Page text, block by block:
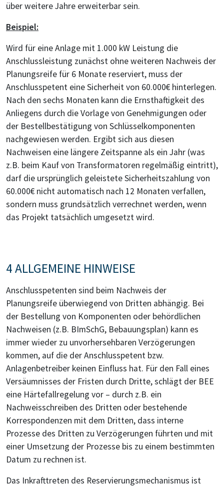
über weitere Jahre erweiterbar sein.
Beispiel:
Wird für eine Anlage mit 1.000 kW Leistung die
Anschlussleistung zunächst ohne weiteren Nachweis der
Planungsreife für 6 Monate reserviert, muss der
Anschlusspetent eine Sicherheit von 60.000€ hinterlegen.
Nach den sechs Monaten kann die Ernsthaftigkeit des
Anliegens durch die Vorlage von Genehmigungen oder
der Bestellbestätigung von Schlüsselkomponenten
nachgewiesen werden. Ergibt sich aus diesen
Nachweisen eine längere Zeitspanne als ein Jahr (was
z.B. beim Kauf von Transformatoren regelmäßig eintritt),
darf die ursprünglich geleistete Sicherheitszahlung von
60.000€ nicht automatisch nach 12 Monaten verfallen,
sondern muss grundsätzlich verrechnet werden, wenn
das Projekt tatsächlich umgesetzt wird.
4 ALLGEMEINE HINWEISE
Anschlusspetenten sind beim Nachweis der
Planungsreife überwiegend von Dritten abhängig. Bei
der Bestellung von Komponenten oder behördlichen
Nachweisen (z.B. BImSchG, Bebauungsplan) kann es
immer wieder zu unvorhersehbaren Verzögerungen
kommen, auf die der Anschlusspetent bzw.
Anlagenbetreiber keinen Einfluss hat. Für den Fall eines
Versäumnisses der Fristen durch Dritte, schlägt der BEE
eine Härtefallregelung vor – durch z.B. ein
Nachweisschreiben des Dritten oder bestehende
Korrespondenzen mit dem Dritten, dass interne
Prozesse des Dritten zu Verzögerungen führten und mit
einer Umsetzung der Prozesse bis zu einem bestimmten
Datum zu rechnen ist.
Das Inkrafttreten des Reservierungsmechanismus ist